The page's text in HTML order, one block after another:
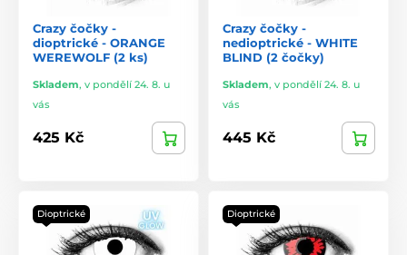
Crazy čočky -
dioptrické - ORANGE
WEREWOLF (2 ks)
Skladem, v pondělí 24. 8. u
vás
425 Kč
Crazy čočky -
nedioptrické - WHITE
BLIND (2 čočky)
Skladem, v pondělí 24. 8. u
vás
445 Kč
Dioptrické Dioptrické